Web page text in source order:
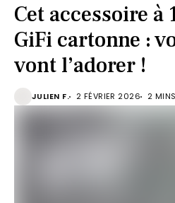
Cet accessoire à
GiFi cartonne :
vont l’adorer !
JULIEN F. 2 FÉVRIER 2026 2